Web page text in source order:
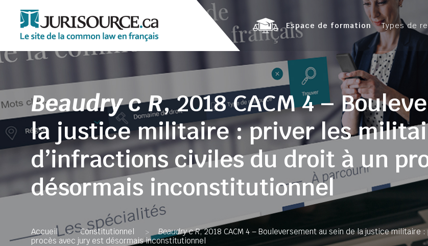
Espace de formation Types de
Beaudry c R, 2018 CACM 4 –
la justice militaire : priver les
d’infractions civiles du droit à un
désormais inconstitutionnel
Accueil > Constitutionnel > Beaudry c R, 2018 CACM 4 – Bouleversement au sein de la justice
procès avec jury est désormais inconstitutionnel